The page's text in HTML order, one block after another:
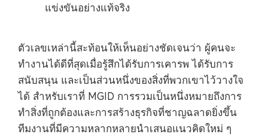
แข่งขันอย่างแท้จริง
ตัวเลขเหล่านี้สะท้อนให้เห็นอย่างชัดเจนว่า ผู้คนจะ
ทำงานได้ดีที่สุดเมื่อรู้สึกได้รับการเคารพ ได้รับการ
สนับสนุน และเป็นส่วนหนึ่งของสิ่งที่พวกเขาไว้วางใจ
ได้ สำหรับเราที่ MGID การรวมเป็นหนึ่งหมายถึงการ
ทำสิ่งที่ถูกต้องและการสร้างธุรกิจที่ชาญฉลาดยิ่งขึ้น
ทีมงานที่มีความหลากหลายนำเสนอแนวคิดใหม่ ๆ